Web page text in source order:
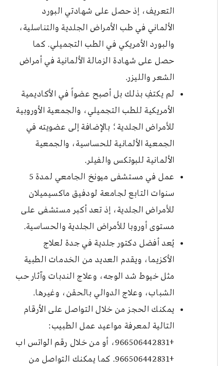
التعريف، إذ حصل على شهادتي البورد
الألماني في طب الأمراض الجلدية والتناسلية،
والبورد الأمريكي في الطب التجميلي. كما
حصل على شهادة الزمالة الألمانية في أمراض
الشعر والليزر.
لم يكتفِ بذلك بل أصبح عضواً في الأكاديمية
الأمريكية للطب التجميلي، والجمعية الأوروبية
للأمراض الجلدية؛ بالإضافة إلى عضويته في
الجمعية الألمانية للحساسية، والجمعية
الألمانية للبوتكس والفيلر.
عمل في مستشفى ميونخ الجامعي لمدة 5
سنوات التابع لجامعة لودفيق ماكسيميلان
للأمراض الجلدية، إذ تعد أكبر مستشفى على
مستوى أوروبا للأمراض الجلدية والحساسية.
يُعد أفضل دكتور جلدية في جدة لعلاج
الأكزيما، ويقدم العديد من الخدمات الطبية
مثل خيوط شد الوجه، وعلاج الندبات وآثار حب
الشباب، وعلاج الدوالي بالحقن، وغيرها.
يمكنك الحجز من خلال التواصل على الأرقام
التالية لمعرفة مواعيد عمل الطبيب:
+966506442831، أو من خلال رقم الواتس اب
+966506442831. كما يمكنك التواصل من